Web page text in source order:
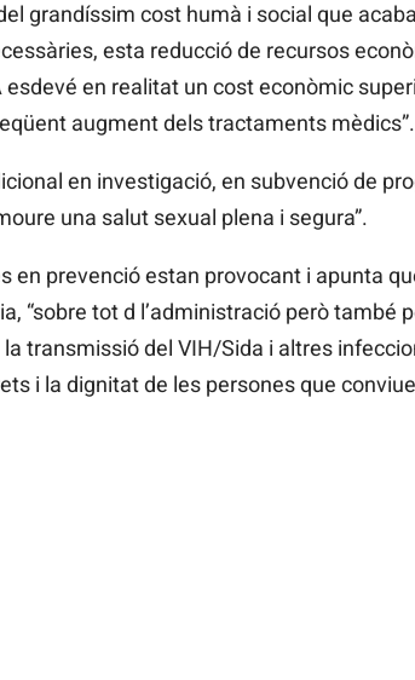
grandíssim cost humà i social que
esta reducció de recursos
en realitat un cost econòmic
augment dels tractaments mèdics”.
en investigació, en subvenció de
una salut sexual plena i segura”.
en prevenció estan provocant i apunta
“sobre tot d l’administració però també
transmissió del VIH/Sida i altres
i la dignitat de les persones que